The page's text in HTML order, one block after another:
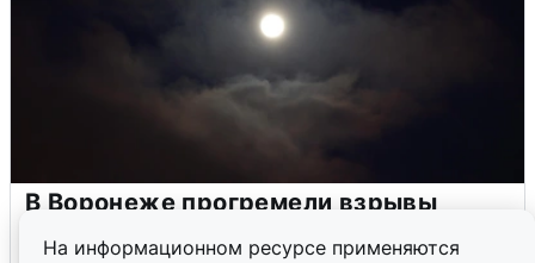
На информационном ресурсе применяются
В Воронеже прогремели взрывы